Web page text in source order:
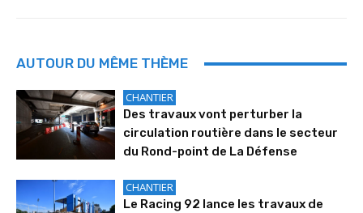
AUTOUR DU MÊME THÈME
CHANTIER
Des travaux vont perturber la
circulation routière dans le secteur
du Rond-point de La Défense
CHANTIER
Le Racing 92 lance les travaux de